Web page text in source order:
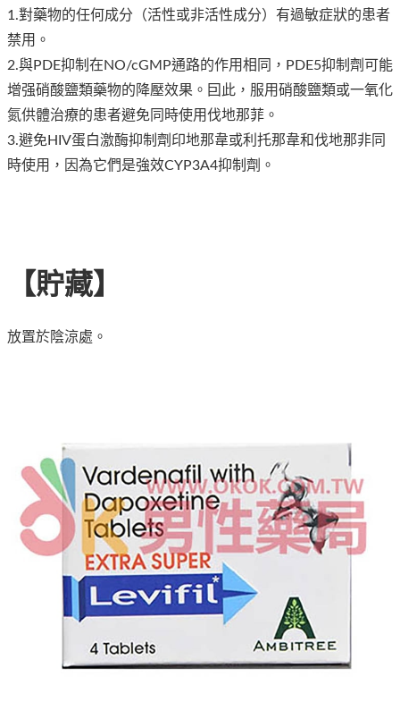
1.對藥物的任何成分（活性或非活性成分）有過敏症狀的患者
禁用。
2.與PDE抑制在NO/cGMP通路的作用相同，PDE5抑制劑可能
增强硝酸鹽類藥物的降壓效果。囙此，服用硝酸鹽類或一氧化
氮供體治療的患者避免同時使用伐地那菲。
3.避免HIV蛋白激酶抑制劑印地那韋或利托那韋和伐地那非同
時使用，因為它們是強效CYP3A4抑制劑。
【貯藏】
放置於陰涼處。